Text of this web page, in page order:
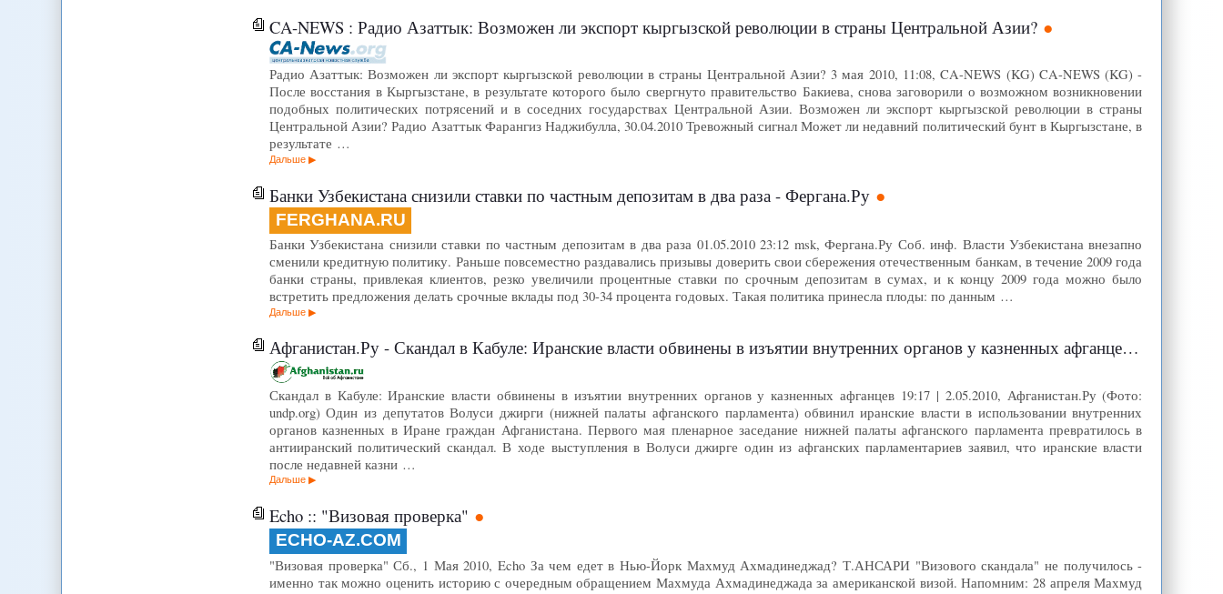
CA-NEWS : Радио Азаттык: Возможен ли экспорт кыргызской революции в страны Центральной Азии?
Радио Азаттык: Возможен ли экспорт кыргызской революции в страны Центральной Азии? 3 мая 2010, 11:08, CA-NEWS (KG) CA-NEWS (KG) -
После восстания в Кыргызстане, в результате которого было свергнуто правительство Бакиева, снова заговорили о возможном возникновении
подобных политических потрясений и в соседних государствах Центральной Азии. Возможен ли экспорт кыргызской революции в страны
Центральной Азии? Радио Азаттык Фарангиз Наджибулла, 30.04.2010 Тревожный сигнал Может ли недавний политический бунт в Кыргызстане, в
результате …
Дальше
Банки Узбекистана снизили ставки по частным депозитам в два раза - Фергана.Ру
FERGHANA.RU
Банки Узбекистана снизили ставки по частным депозитам в два раза 01.05.2010 23:12 msk, Фергана.Ру Соб. инф. Власти Узбекистана внезапно
сменили кредитную политику. Раньше повсеместно раздавались призывы доверить свои сбережения отечественным банкам, в течение 2009 года
банки страны, привлекая клиентов, резко увеличили процентные ставки по срочным депозитам в сумах, и к концу 2009 года можно было
встретить предложения делать срочные вклады под 30-34 процента годовых. Такая политика принесла плоды: по данным …
Дальше
Афганистан.Ру - Скандал в Кабуле: Иранские власти обвинены в изъятии внутренних органов у казненных афганцев
Скандал в Кабуле: Иранские власти обвинены в изъятии внутренних органов у казненных афганцев 19:17 | 2.05.2010, Афганистан.Ру (Фото:
undp.org) Один из депутатов Волуси джирги (нижней палаты афганского парламента) обвинил иранские власти в использовании внутренних
органов казненных в Иране граждан Афганистана. Первого мая пленарное заседание нижней палаты афганского парламента превратилось в
антииранский политический скандал. В ходе выступления в Волуси джирге один из афганских парламентариев заявил, что иранские власти
после недавней казни …
Дальше
Echo :: "Визовая проверка"
ECHO-AZ.COM
"Визовая проверка" Сб., 1 Мая 2010, Echo За чем едет в Нью-Йорк Махмуд Ахмадинеджад? Т.АНСАРИ "Визового скандала" не получилось -
именно так можно оценить историю с очередным обращением Махмуда Ахмадинеджада за американской визой. Напомним: 28 апреля Махмуд